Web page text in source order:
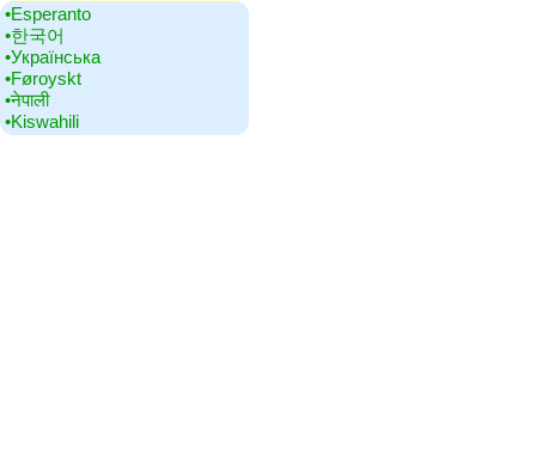
•‎Esperanto
•‎한국어
•‎Українська
•‎Føroyskt
•‎नेपाली
•‎Kiswahili